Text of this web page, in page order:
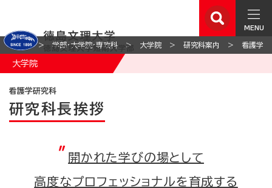
MENU
ホーム 学部・大学院・専攻科 大学院 研究科案内 看護学研
大学院
看護学研究科
研究科長挨拶
開かれた学びの場として
高度なプロフェッショナルを育成する